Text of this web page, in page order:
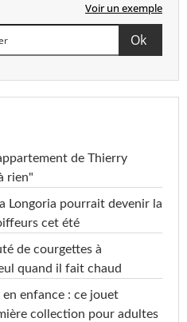
Voir un exemple
de Thierry
rien"
Longoria pourrait devenir la
cet été
de courgettes à
quand il fait chaud
enfance : ce jouet
collection pour adultes